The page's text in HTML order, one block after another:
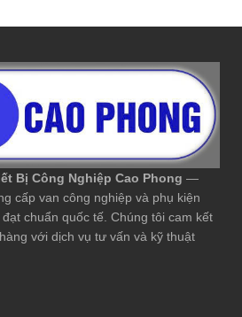
Bị Công Nghiệp Cao Phong —
cấp van công nghiệp và phụ kiện
chuẩn quốc tế. Chúng tôi cam kết
với dịch vụ tư vấn và kỹ thuật